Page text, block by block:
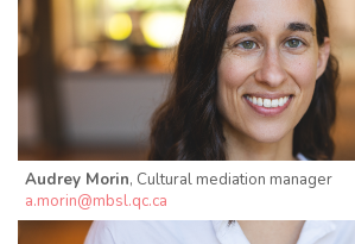
Audrey Morin, Cultural mediation manager
a.morin@mbsl.qc.ca